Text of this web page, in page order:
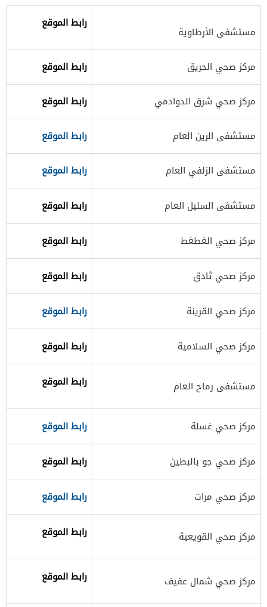
مستشفى الأرطاوية
رابط الموقع
​مركز صحي الحريق رابط الموقع
​مركز صحي شرق الدوادمي رابط الموقع​
​مستشفى الرين العام رابط الموقع​
مستشفى الزلفي العام رابط الموقع​
​مستشفى السليل العام رابط الموقع
​مركز صحي الغطغط رابط الموقع​
​مركز صحي ثادق رابط الموقع​
​مركز صحي القرينة رابط الموقع
​مركز صحي السلامية رابط الموقع​
​مستشفى رماح العام رابط الموقع
​مركز صحي غسلة رابط الموقع​
​مركز صحي جو بالبطين رابط الموقع​​
​مركز صحي مرات رابط الموقع​
​مركز صحي القويعية رابط الموقع
​مركز صحي شمال عفيف رابط الموقع